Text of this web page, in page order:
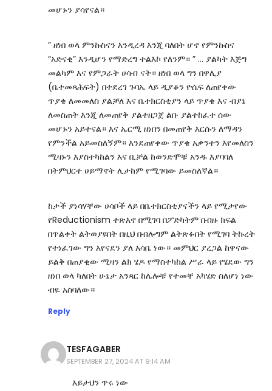
መሆኑን ያሳየናል።
” ዘነበ ወላ ምንኩስናን እንዲረዳ እንጂ ባለበት ሆኖ የምንኩስና
“አድናቂ” እንዲሆን የማድረግ ተልእኮ የለንም። ” … ያልካት እጅግ
መልካም እና የምጋራት ሀሳብ ናት። ዘነበ ወላ ግን በዋሊያ
(ቤተመጻሕፍት) በተደረገ ጉባኤ ላይ ዲያቆን ዮሴፍ ለጠየቀው
ጥያቄ ለመመለስ ያልቻለ እና ቤተክርስቲያን ላይ ጥያቄ እና ብያኔ
ለመስጠት እንጂ ለመጠየቅ ያልተዘጋጀ ልቡ ያልተከፈተ ሰው
መሆኑን አይተናል። እና ኤርሚ ዘነበን በመጠየቅ እርሱን ለማዳን
የምንችል አይመስለኝም። እንደጠየቀው ጥያቄ አቃንተን እየመለስን
ሚዛኑን እያስተካከልን እና ቢቻል ከወንድሞቹ አንዱ እያባባለ
በትምህርተ ሀይማኖት ሊታከም የሚገባው ይመስለኛል።
ከታች ያነሳሃቸው ሀሳቦች ላይ በቤተክርስቲያናችን ላይ የሚታየው
የReductionism ተጽእኖ በሚገባ በፖድካትም በብዙ ክፍል
በጥልቀት ልትወያዩበት በዚህ በብሎግም ልትጽፉበት የሚገባ ትኩረት
የተነፈገው ግን እየናደን ያለ እሳቤ ነው። መምህር ያረጋል ከዋናው
ይልቅ በጠያቂው ሚዛን ልክ ሄዶ የማስተካከል ሥራ ላይ የሄደው ግን
ዘነበ ወላ ካለበት ሁኔታ አንጻር ከሌሎቹ የተመቸ አካሄድ ስለሆነ ነው
ብዬ አስባለው።
Reply
TESFAGABER
SEPTEMBER 27, 2024 AT 9:14 AM
እይታህን ጥሩ ነው